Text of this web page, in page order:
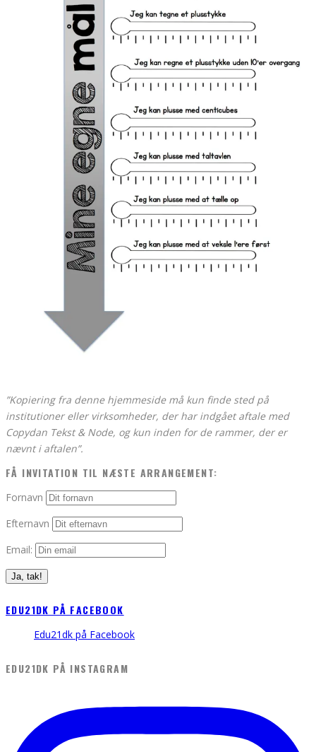
”Kopiering fra denne hjemmeside må kun finde sted på
institutioner eller virksomheder, der har indgået aftale med
Copydan Tekst & Node, og kun inden for de rammer, der er
nævnt i aftalen”.
FÅ INVITATION TIL NÆSTE ARRANGEMENT:
Fornavn
Efternavn
Email:
EDU21DK PÅ FACEBOOK
Edu21dk på Facebook
EDU21DK PÅ INSTAGRAM